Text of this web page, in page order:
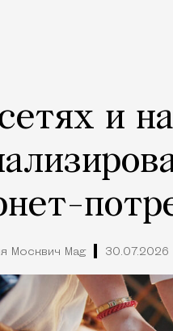
и
Москвич Mag 30.07.2026